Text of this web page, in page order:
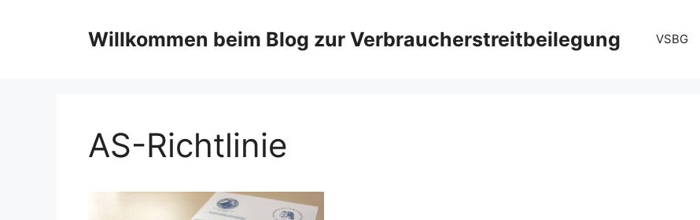
Willkommen beim Blog zur Verbraucherstreitbeilegung VSBG
AS-Richtlinie